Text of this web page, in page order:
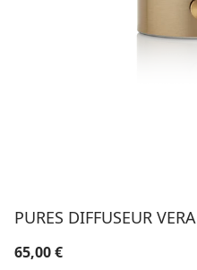
PURES DIFFUSEUR VERA
65,00€